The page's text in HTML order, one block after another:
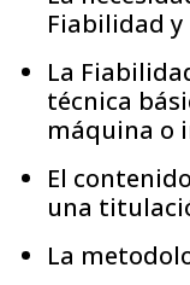
Fiabilidad
La
técnica
máquina o
El
una
La